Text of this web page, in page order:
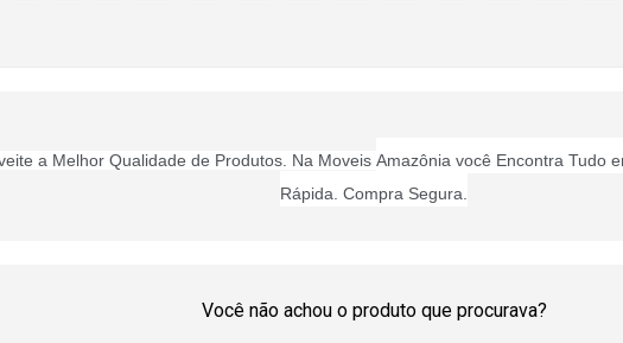
a Melhor Qualidade de Produtos. Na Moveis Amazônia você Encontra Tudo
Rápida. Compra Segura.
Você não achou o produto que procurava?